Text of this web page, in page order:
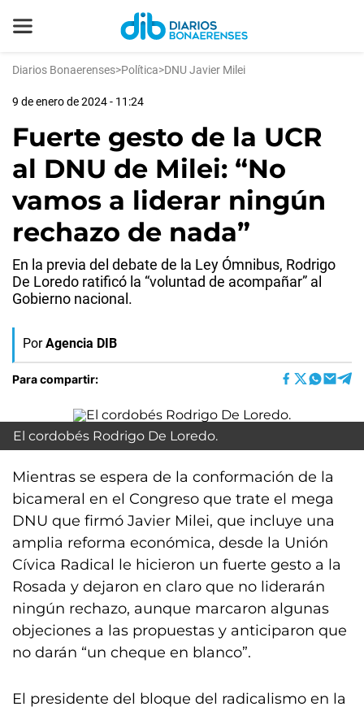
Diarios Bonaerenses>Política>DNU Javier Milei
9 de enero de 2024 - 11:24
Fuerte gesto de la UCR
al DNU de Milei: “No
vamos a liderar ningún
rechazo de nada”
En la previa del debate de la Ley Ómnibus, Rodrigo
De Loredo ratificó la “voluntad de acompañar” al
Gobierno nacional.
Por Agencia DIB
Para compartir:
El cordobés Rodrigo De Loredo.
Mientras se espera de la conformación de la
bicameral en el Congreso que trate el mega
DNU que firmó Javier Milei, que incluye una
amplia reforma económica, desde la Unión
Cívica Radical le hicieron un fuerte gesto a la
Rosada y dejaron en claro que no liderarán
ningún rechazo, aunque marcaron algunas
objeciones a las propuestas y anticiparon que
no darán “un cheque en blanco”.
El presidente del bloque del radicalismo en la